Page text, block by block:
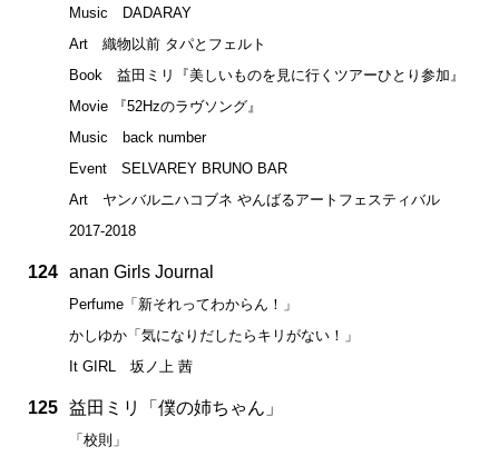
Music DADARAY
Art 織物以前 タパとフェルト
Book 益田ミリ『美しいものを見に行くツアーひとり参加』
Movie 『52Hzのラヴソング』
Music back number
Event SELVAREY BRUNO BAR
Art ヤンバルニハコブネ やんばるアートフェスティバル
2017-2018
124 anan Girls Journal
Perfume「新それってわからん！」
かしゆか「気になりだしたらキリがない！」
It GIRL 坂ノ上 茜
125 益田ミリ「僕の姉ちゃん」
「校則」